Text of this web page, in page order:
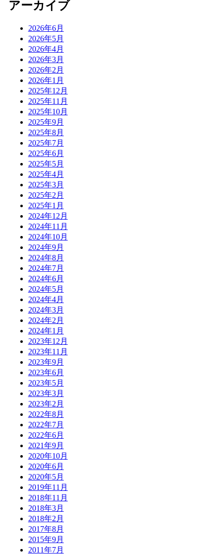
アーカイブ
2026年6月
2026年5月
2026年4月
2026年3月
2026年2月
2026年1月
2025年12月
2025年11月
2025年10月
2025年9月
2025年8月
2025年7月
2025年6月
2025年5月
2025年4月
2025年3月
2025年2月
2025年1月
2024年12月
2024年11月
2024年10月
2024年9月
2024年8月
2024年7月
2024年6月
2024年5月
2024年4月
2024年3月
2024年2月
2024年1月
2023年12月
2023年11月
2023年9月
2023年6月
2023年5月
2023年3月
2023年2月
2022年8月
2022年7月
2022年6月
2021年9月
2020年10月
2020年6月
2020年5月
2019年11月
2018年11月
2018年3月
2018年2月
2017年8月
2015年9月
2011年7月